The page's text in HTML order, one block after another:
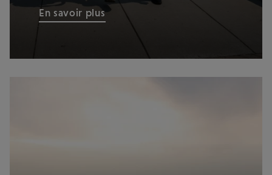
En savoir plus